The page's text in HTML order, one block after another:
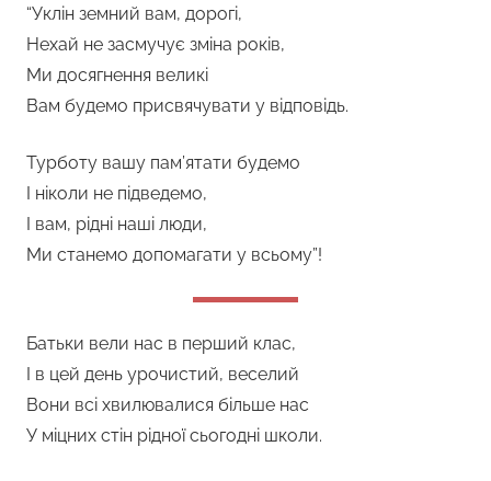
“Уклін земний вам, дорогі,
Нехай не засмучує зміна років,
Ми досягнення великі
Вам будемо присвячувати у відповідь.
Турботу вашу пам’ятати будемо
І ніколи не підведемо,
І вам, рідні наші люди,
Ми станемо допомагати у всьому”!
Батьки вели нас в перший клас,
І в цей день урочистий, веселий
Вони всі хвилювалися більше нас
У міцних стін рідної сьогодні школи.